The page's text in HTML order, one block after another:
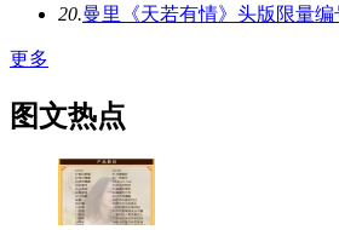
20.曼里《天若有情》头版限量编
更多
图文热点